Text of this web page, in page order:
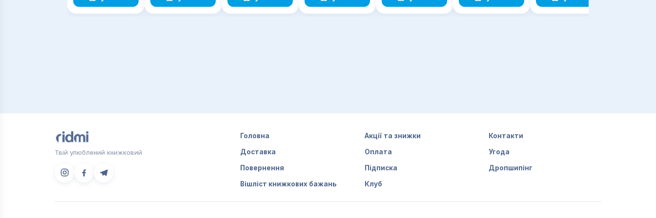
закладів
закладів
Твій улюблений книжковий
Головна Акції та знижки Контакти
Доставка Оплата Угода
Повернення Підписка Дропшипінг
Вішліст книжкових бажань Клуб